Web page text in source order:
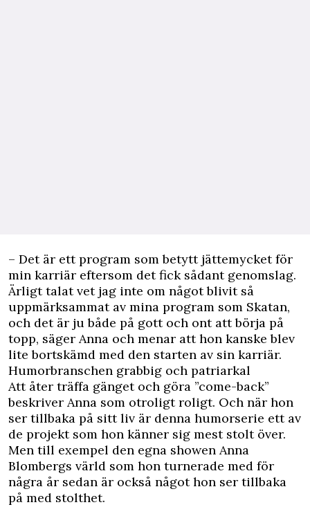
– Det är ett program som betytt jättemycket för
min karriär eftersom det fick sådant genomslag.
Ärligt talat vet jag inte om något blivit så
uppmärksammat av mina program som Skatan,
och det är ju både på gott och ont att börja på
topp, säger Anna och menar att hon kanske blev
lite bortskämd med den starten av sin karriär.
Humorbranschen grabbig och patriarkal
Att åter träffa gänget och göra ”come-back”
beskriver Anna som otroligt roligt. Och när hon
ser tillbaka på sitt liv är denna humorserie ett av
de projekt som hon känner sig mest stolt över.
Men till exempel den egna showen Anna
Blombergs värld som hon turnerade med för
några år sedan är också något hon ser tillbaka
på med stolthet.